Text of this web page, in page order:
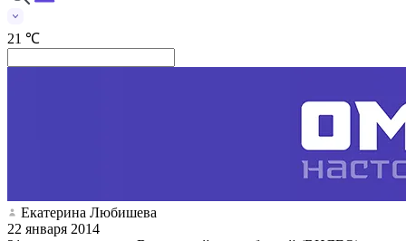
21 ℃
Екатерина Любишева
22 января 2014